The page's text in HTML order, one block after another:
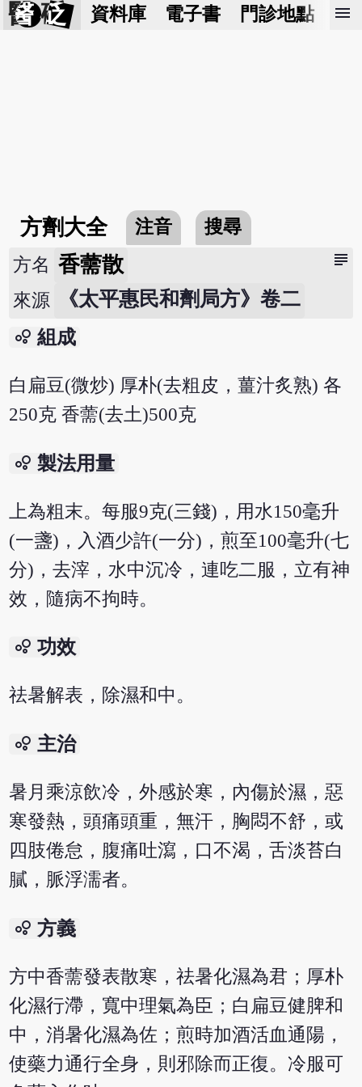
醫 砭 資料庫 電子書 門診地點 預
menu
方劑大全 注音 搜尋
subject
方名 香薷散
來源 《太平惠民和劑局方》卷二
bubble_chart 組成
白扁豆(微炒) 厚朴(去粗皮，薑汁炙熟) 各
250克 香薷(去土)500克
bubble_chart 製法用量
上為粗末。每服9克(三錢)，用水150毫升
(一盞)，入酒少許(一分)，煎至100毫升(七
分)，去滓，水中沉冷，連吃二服，立有神
效，隨病不拘時。
bubble_chart 功效
祛暑解表，除濕和中。
bubble_chart 主治
暑月乘涼飲冷，外感於寒，內傷於濕，惡
寒發熱，頭痛頭重，無汗，胸悶不舒，或
四肢倦怠，腹痛吐瀉，口不渴，舌淡苔白
膩，脈浮濡者。
bubble_chart 方義
方中香薷發表散寒，祛暑化濕為君；厚朴
化濕行滯，寬中理氣為臣；白扁豆健脾和
中，消暑化濕為佐；煎時加酒活血通陽，
使藥力通行全身，則邪除而正復。冷服可